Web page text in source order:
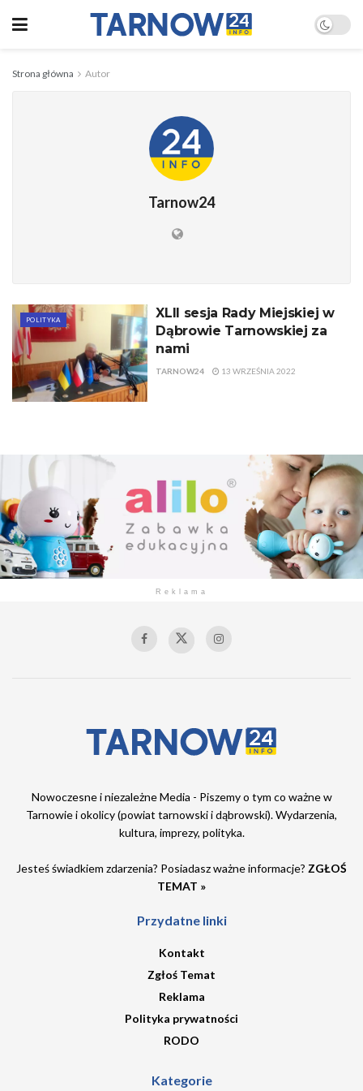
Strona główna Autor
Tarnow24
POLITYKA
XLII sesja Rady Miejskiej w
Dąbrowie Tarnowskiej za
nami
TARNOW24 13 WRZEŚNIA 2022
Reklama
Nowoczesne i niezależne Media - Piszemy o tym co ważne w
Tarnowie i okolicy (powiat tarnowski i dąbrowski). Wydarzenia,
kultura, imprezy, polityka.
Jesteś świadkiem zdarzenia? Posiadasz ważne informacje? ZGŁOŚ
TEMAT »
Przydatne linki
Kontakt
Zgłoś Temat
Reklama
Polityka prywatności
RODO
Kategorie